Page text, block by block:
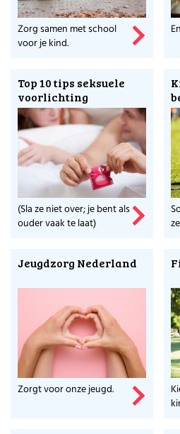
Check opvoeden.nl voor
tips.
Ga naar Stichting Voor
ontdek wat zij nog meer voor
Zorg samen met school
voor je kind.
Top 10 tips seksuele
voorlichting
(Sla ze niet over; je bent als
ouder vaak te laat)
Jeugdzorg Nederland
Zorgt voor onze jeugd.